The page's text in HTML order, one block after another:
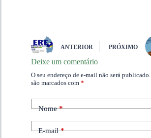
ANTERIOR PRÓXIMO
Deixe um comentário
O seu endereço de e-mail não será publicado.
são marcados com *
Nome*
E-mail*